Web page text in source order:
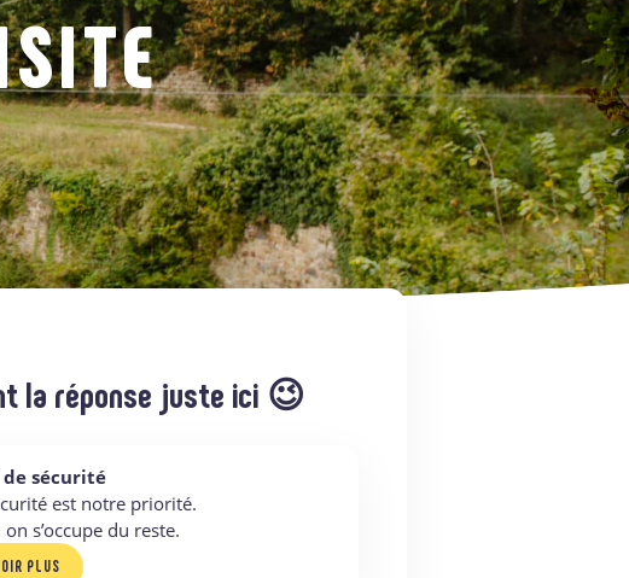
la réponse juste ici 😉
de sécurité
est notre priorité.
s’occupe du reste.
PLUS